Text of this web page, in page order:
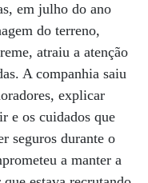
em julho do ano
do terreno,
atraiu a atenção
A companhia saiu
explicar
e os cuidados que
seguros durante o
a manter a